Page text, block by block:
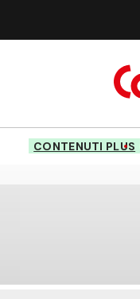
CONTENUTI PLUS